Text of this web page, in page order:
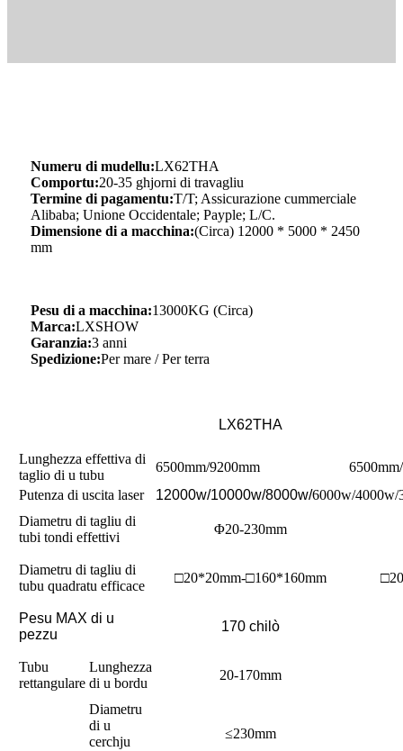
Numeru di mudellu:LX62THA
Comportu:20-35 ghjorni di travagliu
Termine di pagamentu:T/T; Assicurazione cummerciale
Alibaba; Unione Occidentale; Payple; L/C.
Dimensione di a macchina:(Circa) 12000 * 5000 * 2450
mm
Pesu di a macchina:13000KG (Circa)
Marca:LXSHOW
Garanzia:3 anni
Spedizione:Per mare / Per terra
LX62THA
Lunghezza effettiva di
taglio di u tubu
6500mm/9200mm
Putenza di uscita laser
12000w/10000w/8000w/6000w/4000w/
Diametru di tagliu di
tubi tondi effettivi
Φ20-230mm
Diametru di tagliu di
tubu quadratu efficace
□20*20mm-□160*160mm
Pesu MAX di u
pezzu
170 chilò
Tubu
rettangulare
Lunghezza
di u bordu
20-170mm
Diametru
di u
cerchju
≤230mm